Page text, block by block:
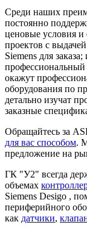
Среди наших
постоянно
ценовые условия и
проектов с
Siemens для
окажут
оборудования по
детально изучат
заказные
Обращайтесь за
для вас способом.
предложение на
ГК "У2" всегда
объемах
Siemens Desigo ,
периферийного
как датчики,